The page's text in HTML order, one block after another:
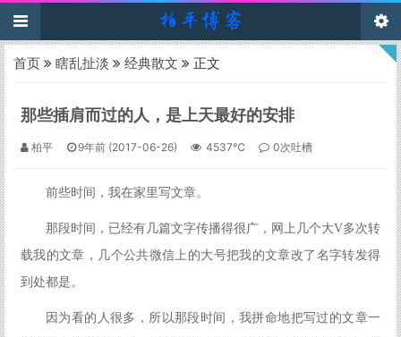
首页 瞎乱扯淡 经典散文 正文
那些插肩而过的人，是上天最好的安排
柏平 9年前 (2017-06-26) 4537℃ 0次吐槽
前些时间，我在家里写文章。
那段时间，已经有几篇文字传播得很广，网上几个大V多次转
载我的文章，几个公共微信上的大号把我的文章改了名字转发得
到处都是。
因为看的人很多，所以那段时间，我拼命地把写过的文章一